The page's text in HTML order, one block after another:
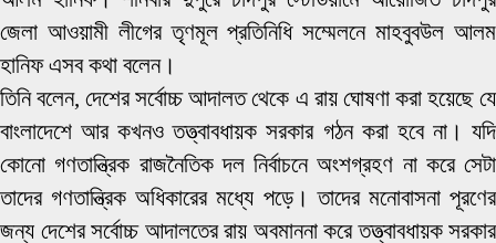
জেলা আওয়ামী লীগের তৃণমূল প্রতিনিধি সম্মেলনে মাহবুবউল আলম
হানিফ এসব কথা বলেন।
তিনি বলেন, দেশের সর্বোচ্চ আদালত থেকে এ রায় ঘোষণা করা হয়েছে যে
বাংলাদেশে আর কখনও তত্ত্বাবধায়ক সরকার গঠন করা হবে না। যদি
কোনো গণতান্ত্রিক রাজনৈতিক দল নির্বাচনে অংশগ্রহণ না করে সেটা
তাদের গণতান্ত্রিক অধিকারের মধ্যে পড়ে। তাদের মনোবাসনা পূরণের
জন্য দেশের সর্বোচ্চ আদালতের রায় অবমাননা করে তত্ত্বাবধায়ক সরকার